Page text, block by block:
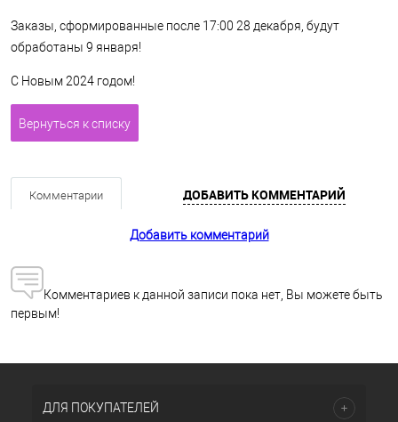
Заказы, сформированные после 17:00 28 декабря, будут
обработаны 9 января!
С Новым 2024 годом!
Вернуться к списку
Комментарии ДОБАВИТЬ КОММЕНТАРИЙ
Добавить комментарий
Комментариев к данной записи пока нет, Вы можете быть
первым!
ДЛЯ ПОКУПАТЕЛЕЙ